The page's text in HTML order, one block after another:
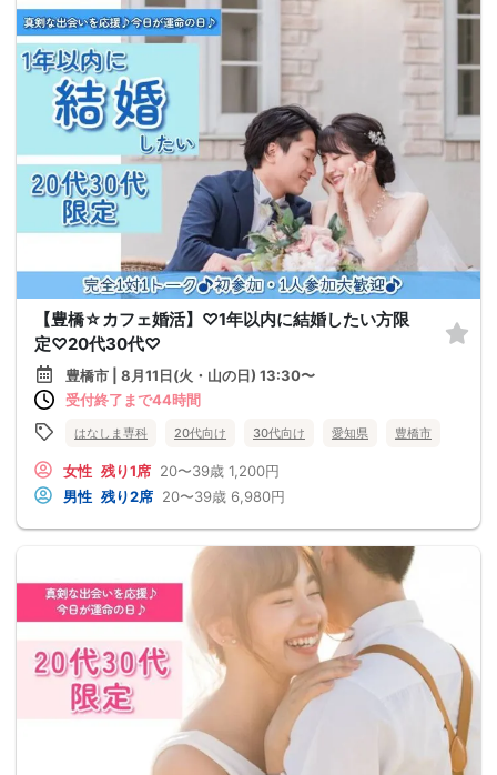
【豊橋☆カフェ婚活】♡1年以内に結婚したい方限
定♡20代30代♡
豊橋市 | 8月11日(火・山の日) 13:30〜
受付終了まで44時間
はなしま専科 20代向け 30代向け 愛知県 豊橋市
女性 残り1席 20〜39歳 1,200円
男性 残り2席 20〜39歳 6,980円